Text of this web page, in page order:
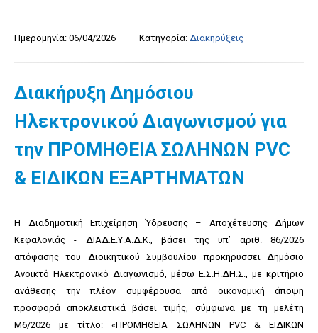
Ημερομηνία: 06/04/2026 Κατηγορία: Διακηρύξεις
Διακήρυξη Δημόσιου
Ηλεκτρονικού Διαγωνισμού για
την ΠΡΟΜΗΘΕΙΑ ΣΩΛΗΝΩΝ PVC
& ΕΙΔΙΚΩΝ ΕΞΑΡΤΗΜΑΤΩΝ
Η Διαδημοτική Επιχείρηση Ύδρευσης – Αποχέτευσης Δήμων
Κεφαλονιάς - ΔΙΑΔ.Ε.Υ.Α.Δ.Κ., βάσει της υπ’ αριθ. 86/2026
απόφασης του Διοικητικού Συμβουλίου προκηρύσσει Δημόσιο
Ανοικτό Ηλεκτρονικό Διαγωνισμό, μέσω Ε.Σ.Η.ΔΗ.Σ., με κριτήριο
ανάθεσης την πλέον συμφέρουσα από οικονομική άποψη
προσφορά αποκλειστικά βάσει τιμής, σύμφωνα με τη μελέτη
Μ6/2026 με τίτλο: «ΠΡΟΜΗΘΕΙΑ ΣΩΛΗΝΩΝ PVC & ΕΙΔΙΚΩΝ